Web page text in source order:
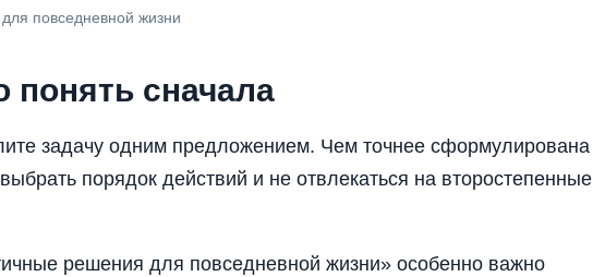
повседневной жизни
понять сначала
задачу одним предложением. Чем точнее сформулирована
порядок действий и не отвлекаться на второстепенные
решения для повседневной жизни» особенно важно